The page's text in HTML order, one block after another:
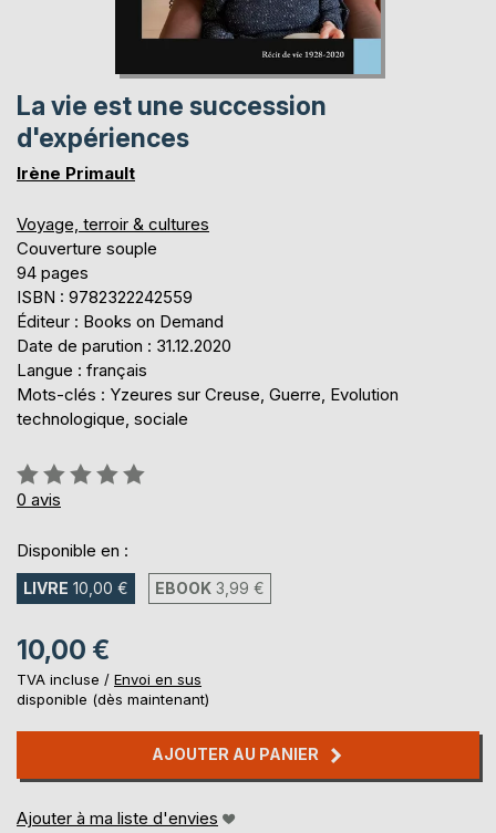
La vie est une succession
d'expériences
Irène Primault
Voyage, terroir & cultures
Couverture souple
94 pages
ISBN : 9782322242559
Éditeur : Books on Demand
Date de parution : 31.12.2020
Langue : français
Mots-clés : Yzeures sur Creuse, Guerre, Evolution
technologique, sociale
Évaluation:
0%
0 avis
Disponible en :
LIVRE 10,00 € EBOOK 3,99 €
10,00 €
TVA incluse / Envoi en sus
disponible (dès maintenant)
AJOUTER AU PANIER
Ajouter à ma liste d'envies